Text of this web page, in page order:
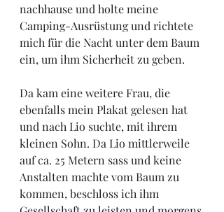
nachhause und holte meine
Camping-Ausrüstung und richtete
mich für die Nacht unter dem Baum
ein, um ihm Sicherheit zu geben.
Da kam eine weitere Frau, die
ebenfalls mein Plakat gelesen hat
und nach Lio suchte, mit ihrem
kleinen Sohn. Da Lio mittlerweile
auf ca. 25 Metern sass und keine
Anstalten machte vom Baum zu
kommen, beschloss ich ihm